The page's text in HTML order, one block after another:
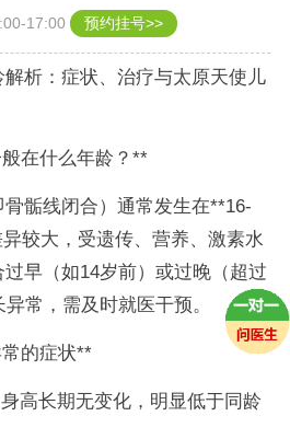
17:00 预约挂号>>
析：症状、治疗与太原天使儿
在什么年龄？**
骺线闭合）通常发生在**16-
较大，受遗传、营养、激素水
早（如14岁前）或过晚（超过
常，需及时就医干预。
的症状**
高长期无变化，明显低于同龄